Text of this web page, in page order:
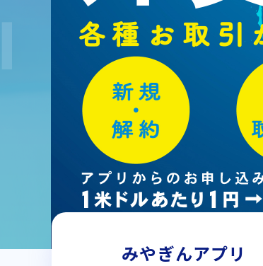
みやぎんアプリ